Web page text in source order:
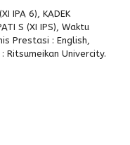
IPA 6), KADEK
S (XI IPS), Waktu
Prestasi : English,
Ritsumeikan Univercity.